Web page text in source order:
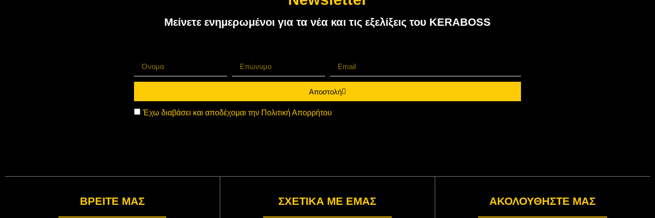
Μείνετε ενημερωμένοι για τα νέα και τις εξελίξεις του KERABOSS
Έχω διαβάσει και αποδέχομαι την Πολιτική Απορρήτου
Αποστολή
BΡΕΊΤΕ ΜΑΣ ΣΧΕΤΙΚΑ ΜΕ ΕΜΑΣ ΑΚΟΛΟΥΘΉΣΤΕ ΜΑΣ